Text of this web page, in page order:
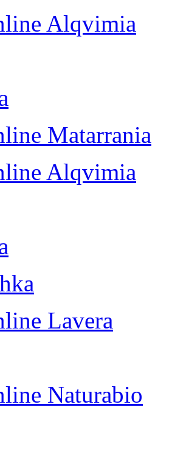
Alqvimia
Matarrania
Alqvimia
Lavera
Naturabio